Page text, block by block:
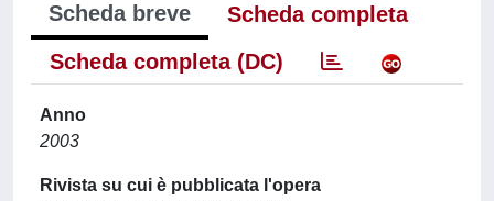
Scheda breve
Scheda completa
Scheda completa (DC)
Anno
2003
Rivista su cui è pubblicata l'opera